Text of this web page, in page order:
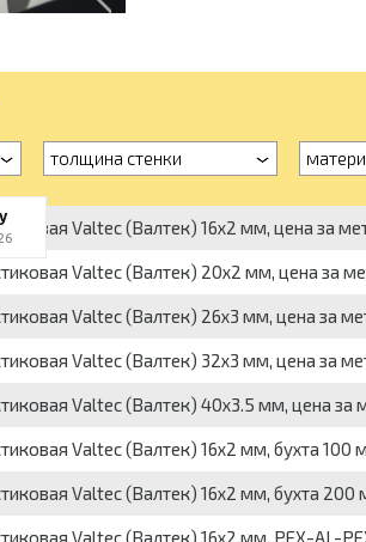
толщина стенки
Valtec (Валтек) 16x2 мм, цена за
Valtec (Валтек) 20x2 мм, цена за
Valtec (Валтек) 26x3 мм, цена за
Valtec (Валтек) 32x3 мм, цена за
Valtec (Валтек) 40x3.5 мм, цена за
Valtec (Валтек) 16x2 мм, бухта 100
Valtec (Валтек) 16x2 мм, бухта 200
Valtec (Валтек) 16x2 мм, PEX-AL-